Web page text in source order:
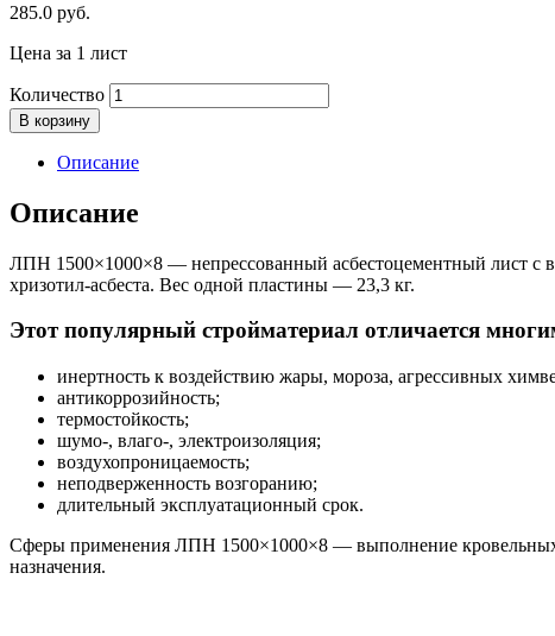
285.0 руб.
Цена за 1 лист
Количество
В корзину
Описание
Описание
ЛПН 1500×1000×8 — непрессованный асбестоцементный лист с
хризотил-асбеста. Вес одной пластины — 23,3 кг.
Этот популярный стройматериал отличается
инертность к воздействию жары, мороза, агрессивных
антикоррозийность;
термостойкость;
шумо-, влаго-, электроизоляция;
воздухопроницаемость;
неподверженность возгоранию;
длительный эксплуатационный срок.
Сферы применения ЛПН 1500×1000×8 — выполнение кровельных
назначения.